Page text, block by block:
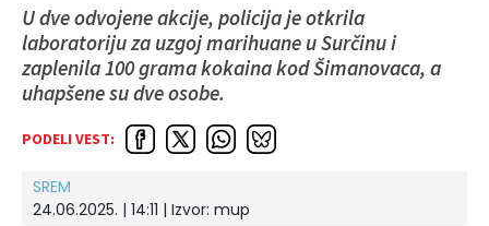
U dve odvojene akcije, policija je otkrila
laboratoriju za uzgoj marihuane u Surčinu i
zaplenila 100 grama kokaina kod Šimanovaca, a
uhapšene su dve osobe.
PODELI VEST:
SREM
24.06.2025. | 14:11 | Izvor: mup